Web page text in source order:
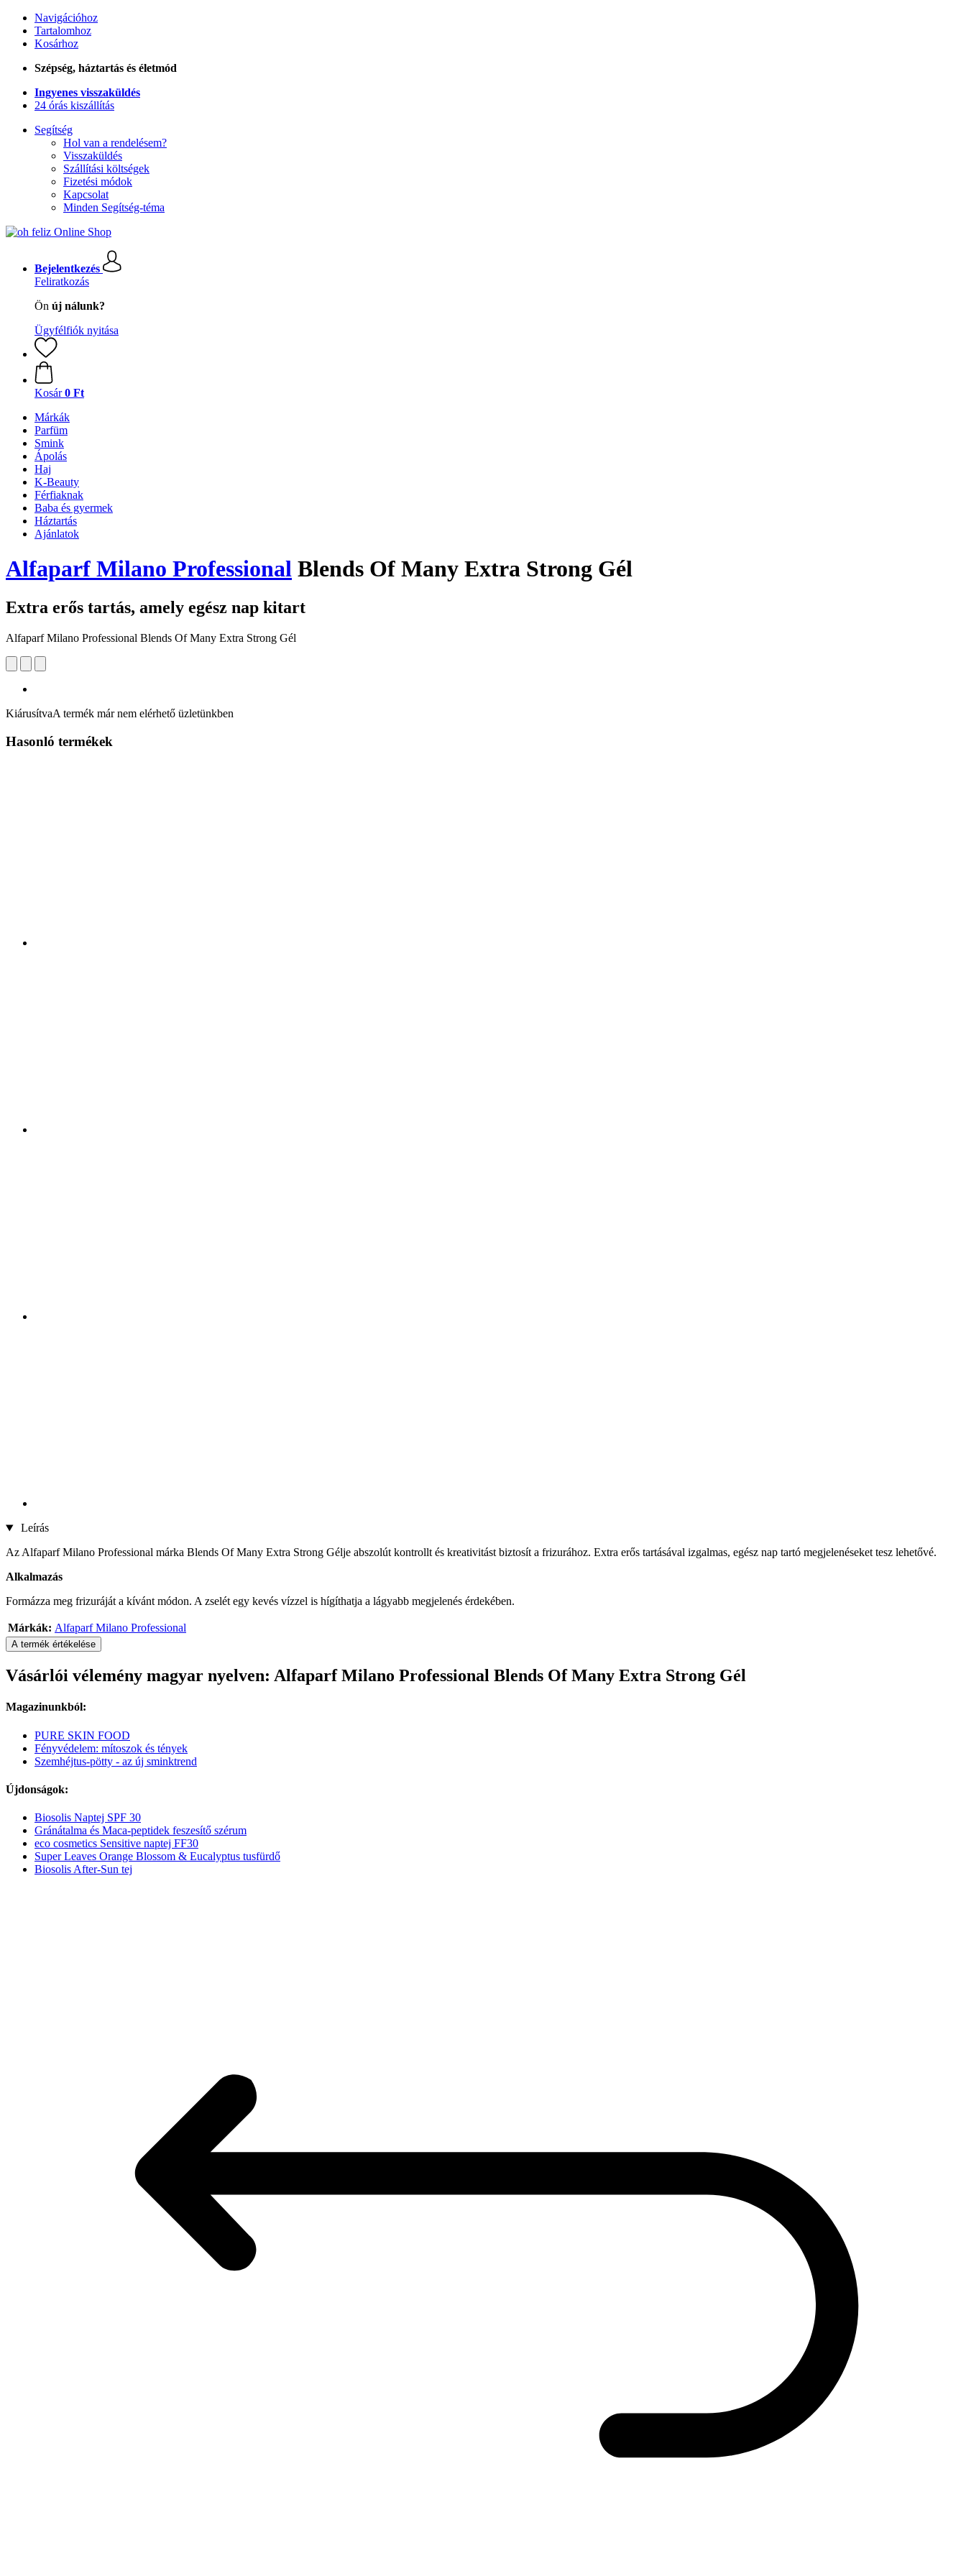
Navigációhoz
Tartalomhoz
Kosárhoz
Szépség, háztartás és életmód
Ingyenes visszaküldés
24 órás kiszállítás
Segítség
Hol van a rendelésem?
Visszaküldés
Szállítási költségek
Fizetési módok
Kapcsolat
Minden Segítség-téma
Bejelentkezés
Feliratkozás
Ön új nálunk?
Ügyfélfiók nyitása
Kosár 0 Ft
Márkák
Parfüm
Smink
Ápolás
Haj
K-Beauty
Férfiaknak
Baba és gyermek
Háztartás
Ajánlatok
Alfaparf Milano Professional Blends Of Many Extra Strong Gél
Extra erős tartás, amely egész nap kitart
Alfaparf Milano Professional Blends Of Many Extra Strong Gél
KiárusítvaA termék már nem elérhető üzletünkben
Hasonló termékek
Leírás
Az Alfaparf Milano Professional márka Blends Of Many Extra Strong Gélje abszolút kontrollt és kreativitást biztosít a frizurához. Extra erős tartásával izgalmas, egész nap tartó megjelenéseket tesz lehetővé.
Alkalmazás
Formázza meg frizuráját a kívánt módon. A zselét egy kevés vízzel is hígíthatja a lágyabb megjelenés érdekében.
Márkák: Alfaparf Milano Professional
A termék értékelése
Vásárlói vélemény magyar nyelven: Alfaparf Milano Professional Blends Of Many Extra Strong Gél
Magazinunkból:
PURE SKIN FOOD
Fényvédelem: mítoszok és tények
Szemhéjtus-pötty - az új sminktrend
Újdonságok:
Biosolis Naptej SPF 30
Gránátalma és Maca-peptidek feszesítő szérum
eco cosmetics Sensitive naptej FF30
Super Leaves Orange Blossom & Eucalyptus tusfürdő
Biosolis After-Sun tej